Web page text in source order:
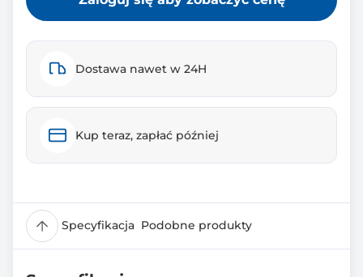
Dostawa nawet w 24H
Kup teraz, zapłać później
Specyfikacja Podobne produkty